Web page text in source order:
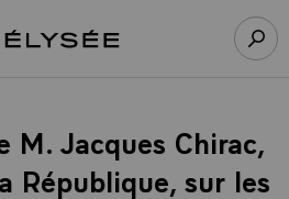
Retour à l’accueil Élysée
M. Jacques Chirac,
République, sur les